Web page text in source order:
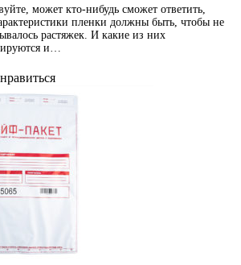
может кто-нибудь сможет ответить,
пленки должны быть, чтобы не
растяжек. И какие из них
и…